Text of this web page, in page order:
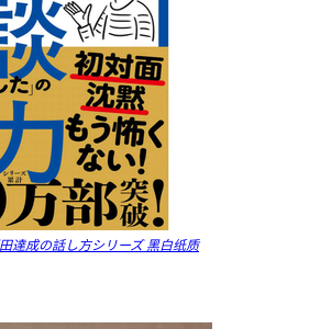
達成の話し方シリーズ 黑白纸质